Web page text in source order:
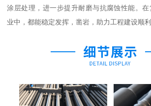
涂层处理，进一步提升耐磨与抗腐蚀性能。
业中，都能稳定发挥，凿岩，助力工程建设顺利